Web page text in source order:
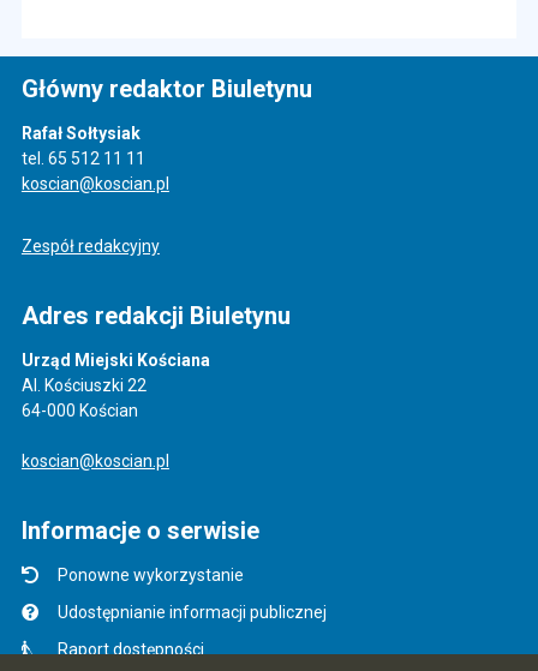
Główny redaktor Biuletynu
Rafał Sołtysiak
tel. 65 512 11 11
koscian@koscian.pl
Zespół redakcyjny
Adres redakcji Biuletynu
Urząd Miejski Kościana
Al. Kościuszki 22
64-000 Kościan
koscian@koscian.pl
Informacje o serwisie
Ponowne wykorzystanie
Udostępnianie informacji publicznej
Raport dostępności